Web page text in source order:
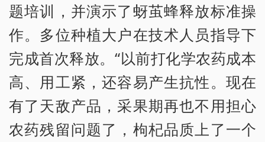
题培训，并演示了蚜茧蜂释放标准操
作。多位种植大户在技术人员指导下
完成首次释放。“以前打化学农药成本
高、用工紧，还容易产生抗性。现在
有了天敌产品，采果期再也不用担心
农药残留问题了，枸杞品质上了一个